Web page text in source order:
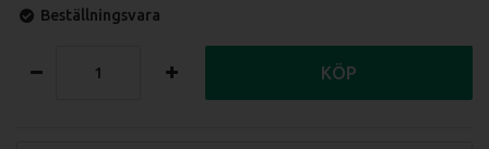
Beställningsvara
KÖP